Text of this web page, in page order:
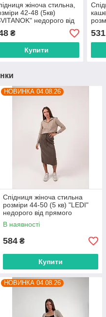
жіноча стильна,
42-48 (5кв)
недорого від
постачальника
₴
Купити
від
531
НОВИНКА 04.08.26
Спідниця жіноча стильна
розміри 44-50 (5 кв) "LEDI"
недорого від прямого
постачальника
В наявності
584 ₴
Купити
НОВИНКА 04.08.26